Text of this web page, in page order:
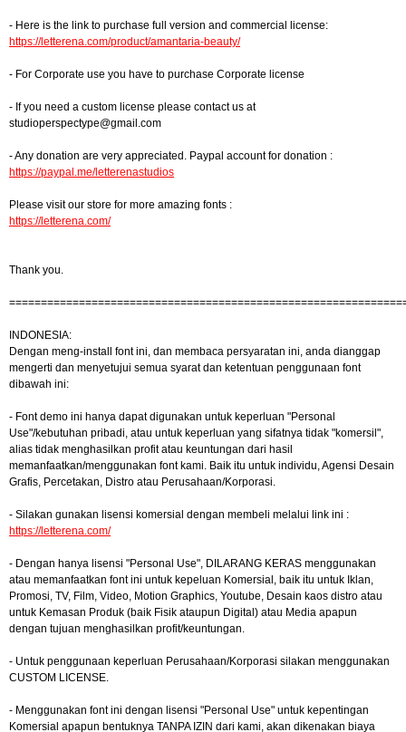
- Here is the link to purchase full version and commercial license:
https://letterena.com/product/amantaria-beauty/
- For Corporate use you have to purchase Corporate license
- If you need a custom license please contact us at
studioperspectype@gmail.com
- Any donation are very appreciated. Paypal account for donation :
https://paypal.me/letterenastudios
Please visit our store for more amazing fonts :
https://letterena.com/
Thank you.
INDONESIA:
Dengan meng-install font ini, dan membaca persyaratan ini, anda dianggap
mengerti dan menyetujui semua syarat dan ketentuan penggunaan font
dibawah ini:
- Font demo ini hanya dapat digunakan untuk keperluan "Personal
Use"/kebutuhan pribadi, atau untuk keperluan yang sifatnya tidak "komersil",
alias tidak menghasilkan profit atau keuntungan dari hasil
memanfaatkan/menggunakan font kami. Baik itu untuk individu, Agensi Desain
Grafis, Percetakan, Distro atau Perusahaan/Korporasi.
- Silakan gunakan lisensi komersial dengan membeli melalui link ini :
https://letterena.com/
- Dengan hanya lisensi "Personal Use", DILARANG KERAS menggunakan
atau memanfaatkan font ini untuk kepeluan Komersial, baik itu untuk Iklan,
Promosi, TV, Film, Video, Motion Graphics, Youtube, Desain kaos distro atau
untuk Kemasan Produk (baik Fisik ataupun Digital) atau Media apapun
dengan tujuan menghasilkan profit/keuntungan.
- Untuk penggunaan keperluan Perusahaan/Korporasi silakan menggunakan
CUSTOM LICENSE.
- Menggunakan font ini dengan lisensi "Personal Use" untuk kepentingan
Komersial apapun bentuknya TANPA IZIN dari kami, akan dikenakan biaya